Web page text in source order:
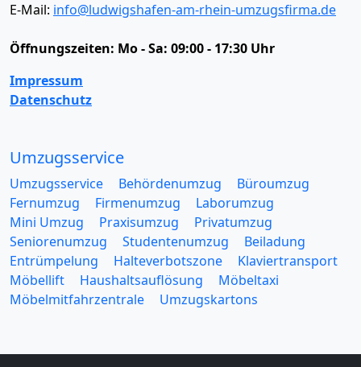
E-Mail: info@ludwigshafen-am-rhein-umzugsfirma.de
Öffnungszeiten: Mo - Sa: 09:00 - 17:30 Uhr
Impressum
Datenschutz
Umzugsservice
Umzugsservice Behördenumzug
Büroumzug
Fernumzug
Firmenumzug
Laborumzug
Mini Umzug
Praxisumzug
Privatumzug
Seniorenumzug
Studentenumzug
Beiladung
Entrümpelung
Halteverbotszone
Klaviertransport
Möbellift
Haushaltsauflösung
Möbeltaxi
Möbelmitfahrzentrale
Umzugskartons